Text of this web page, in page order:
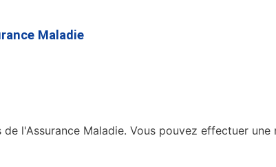
au
contenu
Maladie
l'Assurance Maladie. Vous pouvez effectuer une